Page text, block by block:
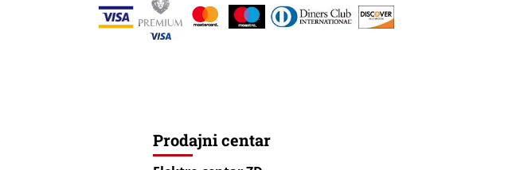
Prodajni centar